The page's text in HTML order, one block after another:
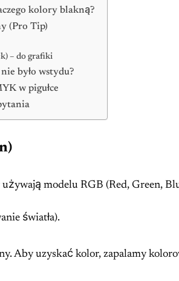
kolory blakną?
(Pro Tip)
– do grafiki
było wstydu?
w pigułce
modelu RGB (Red, Green,
światła).
Aby uzyskać kolor, zapalamy